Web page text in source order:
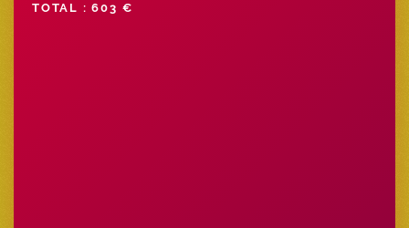
TOTAL : 603 €